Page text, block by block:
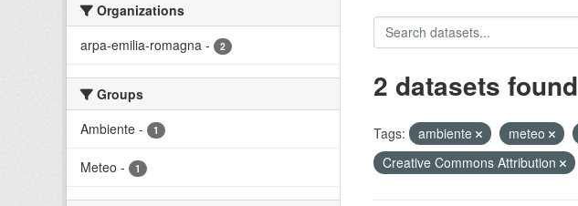
Organizations
arpa-emilia-romagna - 2
Groups
Ambiente - 1
Meteo - 1
2 datasets found
Tags: ambiente meteo
Creative Commons Attribution